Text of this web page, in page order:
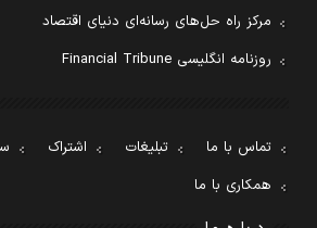
مرکز راه حل‌های رسانه‌ای دنیای اقتصاد
روزنامه انگلیسی Financial Tribune
تماس با ما تبلیغات اشتراک
همکاری با ما